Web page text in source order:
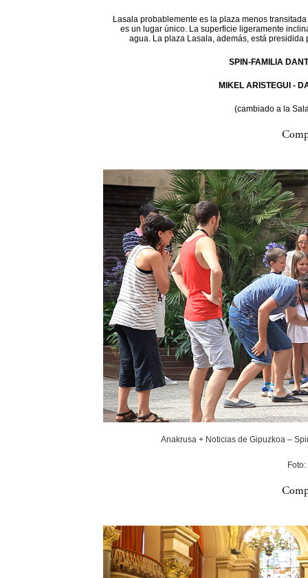
Lasala probablemente es la plaza menos
es un lugar único. La superficie ligeramente
agua. La plaza Lasala, además, está
SPIN-FAMILIA
MIKEL ARISTEGUI -
(cambiado a la
Anakrusa + Noticias de Gipuzkoa –